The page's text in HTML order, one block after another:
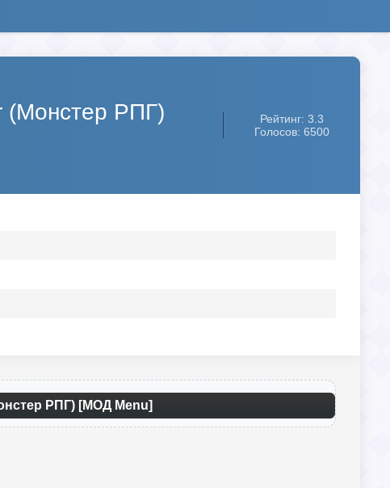
(Монстер РПГ)
Рейтинг: 3.3
Голосов: 6500
РПГ) [МОД Menu]